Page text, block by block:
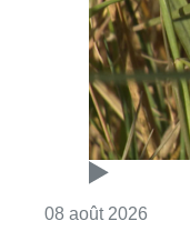
08 août 2026